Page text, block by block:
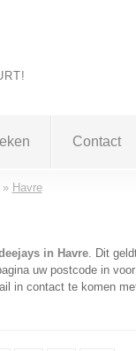
Contact
Havre
in Havre. Dit
uw postcode in
in contact te komen